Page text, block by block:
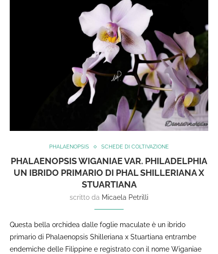
PHALAENOPSIS SCHEDE DI COLTIVAZIONE
PHALAENOPSIS WIGANIAE VAR. PHILADELPHIA
UN IBRIDO PRIMARIO DI PHAL SHILLERIANA X
STUARTIANA
scritto da Micaela Petrilli
Questa bella orchidea dalle foglie maculate è un ibrido
primario di Phalaenopsis Shilleriana x Stuartiana entrambe
endemiche delle Filippine e registrato con il nome Wiganiae